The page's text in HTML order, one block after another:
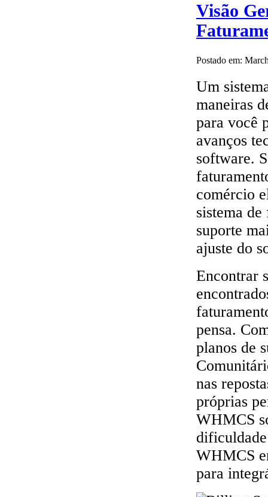
Visão
Postado em:
Um
maneiras
para você
avanços
software.
comércio
sistema
suporte
ajuste do
Encontrar
pensa.
planos de
nas
próprias
WHMCS
WHMCS
para